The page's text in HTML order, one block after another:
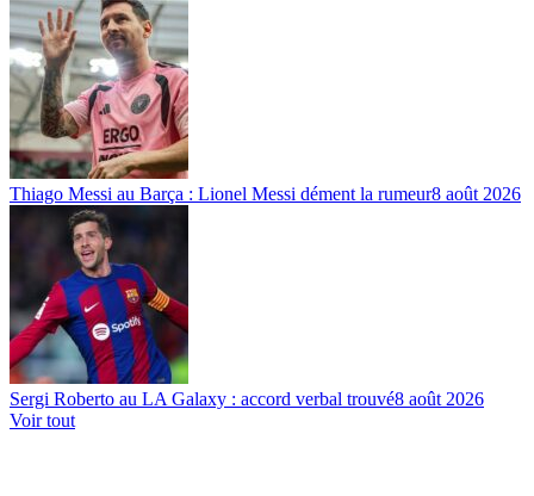
Thiago Messi au Barça : Lionel Messi dément la rumeur8 août 2026
Sergi Roberto au LA Galaxy : accord verbal trouvé8 août 2026
Voir tout